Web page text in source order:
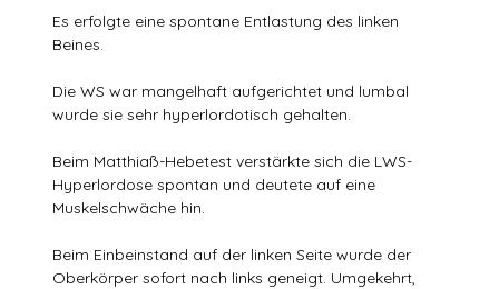
Es erfolgte eine spontane Entlastung des linken
Beines.
Die WS war mangelhaft aufgerichtet und lumbal
wurde sie sehr hyperlordotisch gehalten.
Beim Matthiaß-Hebetest verstärkte sich die LWS-
Hyperlordose spontan und deutete auf eine
Muskelschwäche hin.
Beim Einbeinstand auf der linken Seite wurde der
Oberkörper sofort nach links geneigt. Umgekehrt,